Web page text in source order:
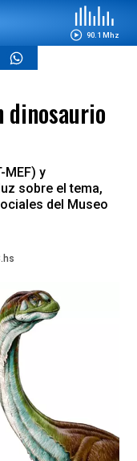
90.1 Mhz
dinosaurio
MEF) y
sobre el tema,
del Museo